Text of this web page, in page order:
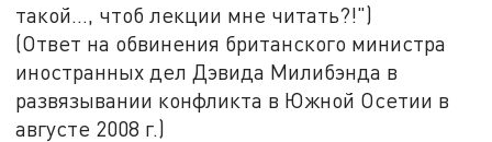
такой…, чтоб лекции мне читать?!")
(Ответ на обвинения британского министра
иностранных дел Дэвида Милибэнда в
развязывании конфликта в Южной Осетии в
августе 2008 г.)